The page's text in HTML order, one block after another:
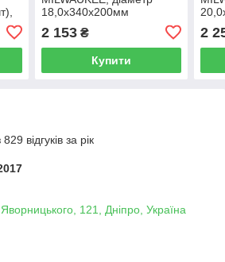
18,0х340х200мм
2 153₴
Купити
2
відгуків за рік
121, Дніпро, Україна